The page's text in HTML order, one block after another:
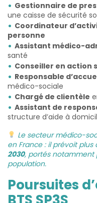
Gestionnaire de
une caisse de sécurité
Coordinateur
personne
Assistant médico-
santé
Conseiller en action
Responsable
médico-sociale
Chargé de clientèle
Assistant de
structure d’aide à
Le secteur médico-
en France : il prévoit plus
2030, portés notamment
population.
Poursuites